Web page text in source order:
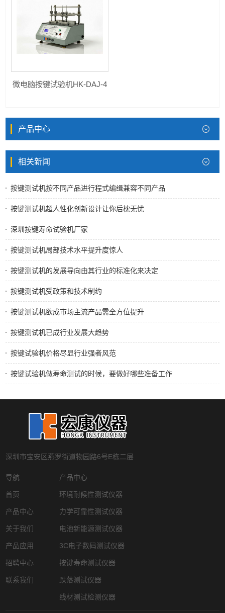
微电脑按键试验机HK-DAJ-4
产品中心
相关新闻
按键测试机按不同产品进行程式编缉兼容不同产品
按键测试机超人性化创新设计让你后枕无忧
深圳按键寿命试验机厂家
按键测试机局部技术水平提升度惊人
按键测试机的发展导向由其行业的标准化来决定
按键测试机受政策和技术制约
按键测试机欲成市场主流产品需全方位提升
按键测试机已成行业发展大趋势
按键试验机价格尽显行业强者风范
按键试验机做寿命测试的时候，要做好哪些准备工作
深圳市宝安区燕罗街道物园路6号E栋二层
导航
首页
产品中心
关于我们
产品应用
招聘中心
联系我们
产品中心
环境耐候性测试仪器
力学可靠性测试仪器
电池新能源测试仪器
3C电子数码测试仪器
按键寿命测试仪器
跌落测试仪器
线材测试检测仪器